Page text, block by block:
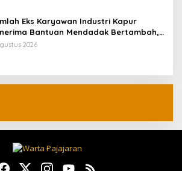
Eks Karyawan Industri Kapur
Bantuan Mendadak Bertambah,
Kita Identifikasi
2026